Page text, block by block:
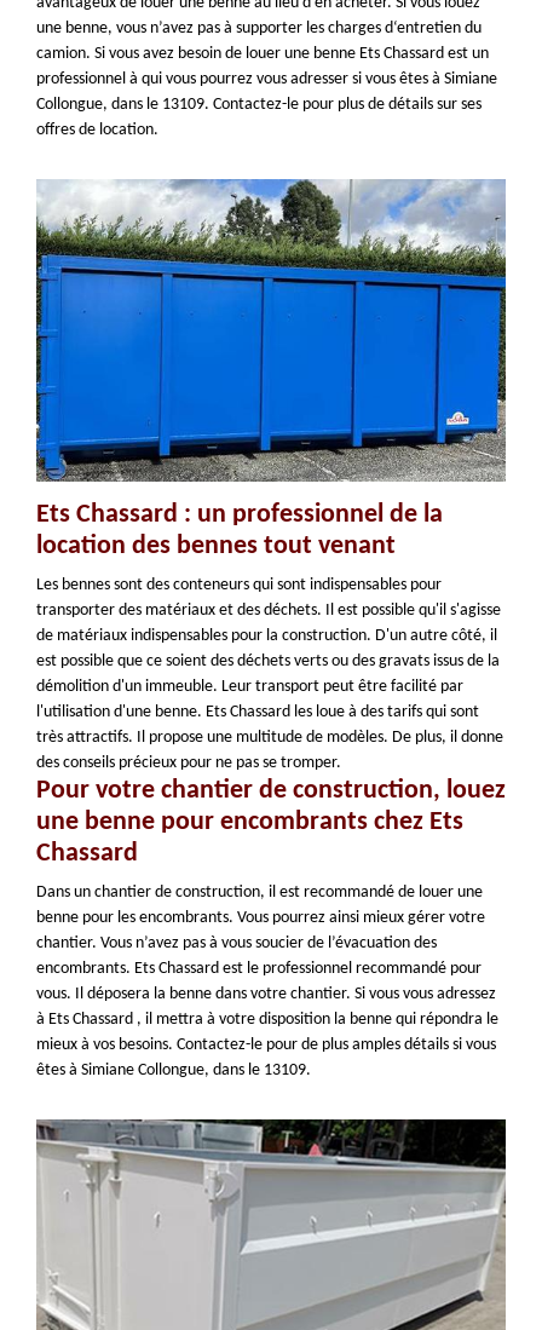
une benne, vous n’avez pas à supporter les charges d‘entretien du
camion. Si vous avez besoin de louer une benne Ets Chassard est un
professionnel à qui vous pourrez vous adresser si vous êtes à Simiane
Collongue, dans le 13109. Contactez-le pour plus de détails sur ses
offres de location.
Ets Chassard : un professionnel de la
location des bennes tout venant
Les bennes sont des conteneurs qui sont indispensables pour
transporter des matériaux et des déchets. Il est possible qu'il s'agisse
de matériaux indispensables pour la construction. D'un autre côté, il
est possible que ce soient des déchets verts ou des gravats issus de la
démolition d'un immeuble. Leur transport peut être facilité par
l'utilisation d'une benne. Ets Chassard les loue à des tarifs qui sont
très attractifs. Il propose une multitude de modèles. De plus, il donne
des conseils précieux pour ne pas se tromper.
Pour votre chantier de construction, louez
une benne pour encombrants chez Ets
Chassard
Dans un chantier de construction, il est recommandé de louer une
benne pour les encombrants. Vous pourrez ainsi mieux gérer votre
chantier. Vous n’avez pas à vous soucier de l’évacuation des
encombrants. Ets Chassard est le professionnel recommandé pour
vous. Il déposera la benne dans votre chantier. Si vous vous adressez
à Ets Chassard , il mettra à votre disposition la benne qui répondra le
mieux à vos besoins. Contactez-le pour de plus amples détails si vous
êtes à Simiane Collongue, dans le 13109.